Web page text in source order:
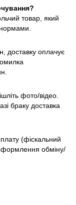
товар, який
доставку оплачує
фото/відео.
браку доставка
(фіскальний
обміну/